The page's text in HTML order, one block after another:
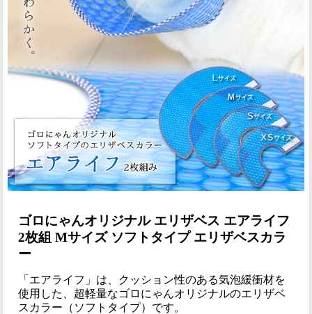
ゴロにゃんオリジナル エリザベス エアライフ
2枚組 Mサイズ ソフトタイプ エリザベスカラ
ー
「エアライフ」は、クッション性のある気泡緩衝材を
使用した、超軽量なゴロにゃんオリジナルのエリザベ
スカラー（ソフトタイプ）です。